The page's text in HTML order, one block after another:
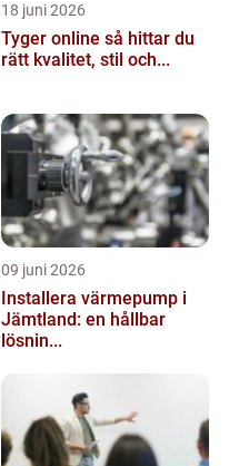
18 juni 2026
Tyger online så hittar du
rätt kvalitet, stil och...
09 juni 2026
Installera värmepump i
Jämtland: en hållbar
lösnin...